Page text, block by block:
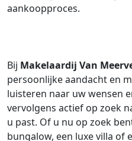
aankoopproces.
Bij Makelaardij Van
persoonlijke aandacht en
luisteren naar uw wensen
vervolgens actief op zoek
u past. Of u nu op zoek
bungalow, een luxe villa of